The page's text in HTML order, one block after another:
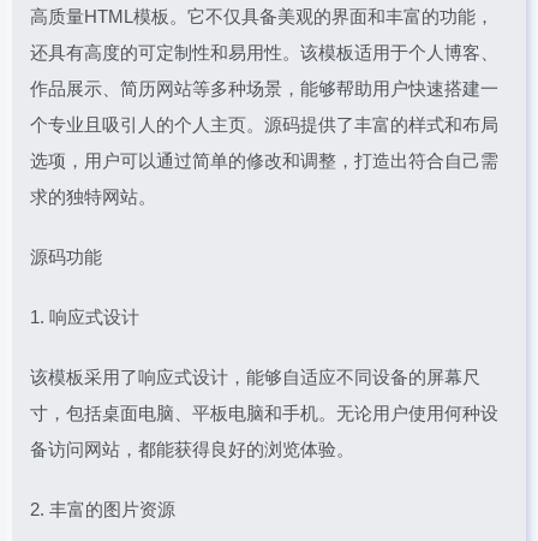
高质量HTML模板。它不仅具备美观的界面和丰富的功能，
还具有高度的可定制性和易用性。该模板适用于个人博客、
作品展示、简历网站等多种场景，能够帮助用户快速搭建一
个专业且吸引人的个人主页。源码提供了丰富的样式和布局
选项，用户可以通过简单的修改和调整，打造出符合自己需
求的独特网站。
源码功能
1. 响应式设计
该模板采用了响应式设计，能够自适应不同设备的屏幕尺
寸，包括桌面电脑、平板电脑和手机。无论用户使用何种设
备访问网站，都能获得良好的浏览体验。
2. 丰富的图片资源